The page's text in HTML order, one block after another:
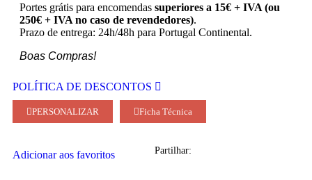
Portes grátis para encomendas superiores a 15€ + IVA (ou
250€ + IVA no caso de revendedores).
Prazo de entrega: 24h/48h para Portugal Continental.
Boas Compras!
POLÍTICA DE DESCONTOS
PERSONALIZAR Ficha Técnica
Adicionar aos favoritos Partilhar: